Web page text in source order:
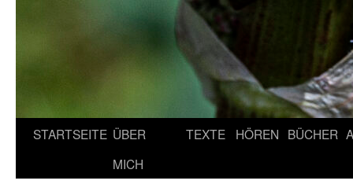
STARTSEITE ÜBER
MICH
TEXTE HÖREN BÜCHER